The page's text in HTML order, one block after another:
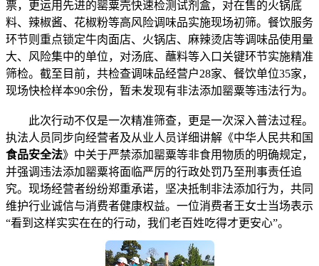
票，更运用先进的罂粟壳快速检测试剂盒，对在售的火锅底
料、辣椒酱、花椒粉等高风险调味品实施现场初筛。餐饮服务
环节则重点锁定牛肉面店、火锅店、麻辣烫店等调味品使用量
大、风险集中的单位，对汤底、蘸料等入口关键环节实施精准
筛检。截至目前，共检查调味品经营户28家、餐饮单位35家，
现场快检样本90余份，暂未发现有非法添加罂粟等违法行为。
此次行动不仅是一次精准筛查，更是一次深入普法过程。
执法人员同步向经营者及从业人员详细讲解《中华人民共和国
食品安全法》中关于严禁添加罂粟等非食用物质的明确规定，
并强调违法添加罂粟将面临严厉的行政处罚乃至刑事责任追
究。现场经营者纷纷郑重承诺，坚决抵制非法添加行为，共同
维护行业诚信与消费者健康权益。一位消费者王女士当场表示
“看到这样实实在在的行动，我们老百姓吃得才更安心”。